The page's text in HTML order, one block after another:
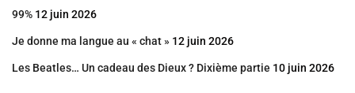
99% 12 juin 2026
Je donne ma langue au « chat » 12 juin 2026
Les Beatles… Un cadeau des Dieux ? Dixième partie 10 juin 2026